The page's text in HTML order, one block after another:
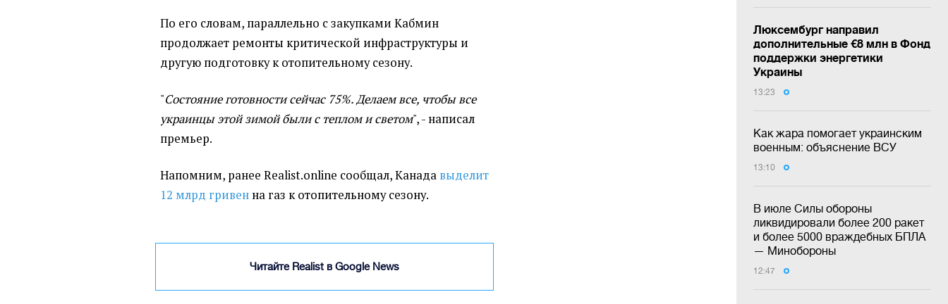
Люксембург направил
дополнительные €8 млн в Фонд
поддержки энергетики
Украины
13:23
Как жара помогает украинским
военным: объяснение ВСУ
13:10
В июле Силы обороны
ликвидировали более 200 ракет
и более 5000 враждебных БПЛА
— Минобороны
12:47
По его словам, параллельно с закупками Кабмин
продолжает ремонты критической инфраструктуры и
другую подготовку к отопительному сезону.
"Состояние готовности сейчас 75%. Делаем все, чтобы все
украинцы этой зимой были с теплом и светом", - написал
премьер.
Напомним, ранее Realist.online сообщал, Канада выделит
12 млрд гривен на газ к отопительному сезону.
Читайте Realist в Google News